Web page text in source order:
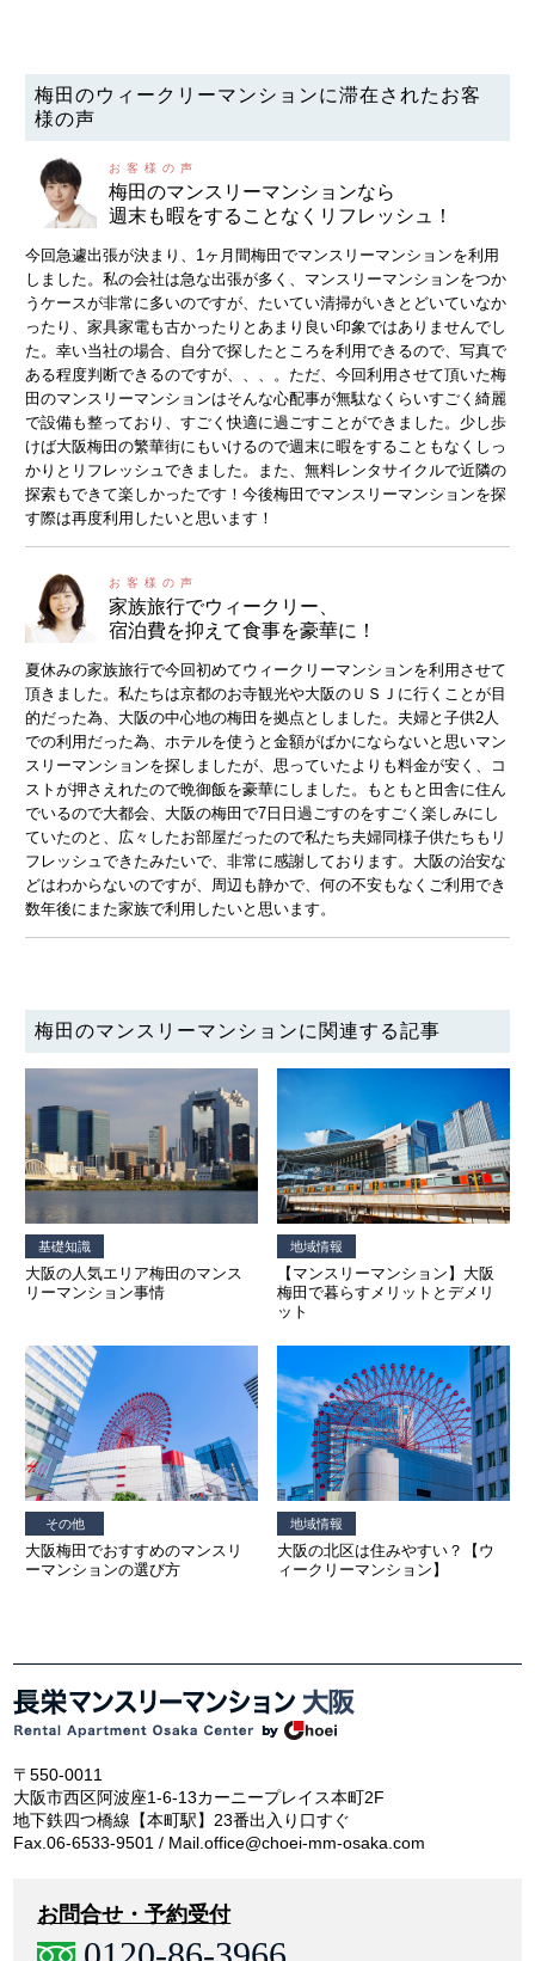
梅田のウィークリーマンションに滞在されたお客
様の声
梅田のマンスリーマンションなら
週末も暇をすることなくリフレッシュ！
今回急遽出張が決まり、1ヶ月間梅田でマンスリーマンションを利用
しました。私の会社は急な出張が多く、マンスリーマンションをつか
うケースが非常に多いのですが、たいてい清掃がいきとどいていなか
ったり、家具家電も古かったりとあまり良い印象ではありませんでし
た。幸い当社の場合、自分で探したところを利用できるので、写真で
ある程度判断できるのですが、、、。ただ、今回利用させて頂いた梅
田のマンスリーマンションはそんな心配事が無駄なくらいすごく綺麗
で設備も整っており、すごく快適に過ごすことができました。少し歩
けば大阪梅田の繁華街にもいけるので週末に暇をすることもなくしっ
かりとリフレッシュできました。また、無料レンタサイクルで近隣の
探索もできて楽しかったです！今後梅田でマンスリーマンションを探
す際は再度利用したいと思います！
家族旅行でウィークリー、
宿泊費を抑えて食事を豪華に！
夏休みの家族旅行で今回初めてウィークリーマンションを利用させて
頂きました。私たちは京都のお寺観光や大阪のＵＳＪに行くことが目
的だった為、大阪の中心地の梅田を拠点としました。夫婦と子供2人
での利用だった為、ホテルを使うと金額がばかにならないと思いマン
スリーマンションを探しましたが、思っていたよりも料金が安く、コ
ストが押さえれたので晩御飯を豪華にしました。もともと田舎に住ん
でいるので大都会、大阪の梅田で7日日過ごすのをすごく楽しみにし
ていたのと、広々したお部屋だったので私たち夫婦同様子供たちもリ
フレッシュできたみたいで、非常に感謝しております。大阪の治安な
どはわからないのですが、周辺も静かで、何の不安もなくご利用でき
数年後にまた家族で利用したいと思います。
梅田のマンスリーマンションに関連する記事
基礎知識
大阪の人気エリア梅田のマンス
リーマンション事情
地域情報
【マンスリーマンション】大阪
梅田で暮らすメリットとデメリ
ット
その他
大阪梅田でおすすめのマンスリ
ーマンションの選び方
地域情報
大阪の北区は住みやすい？【ウ
ィークリーマンション】
〒550-0011
大阪市西区阿波座1-6-13カーニープレイス本町2F
地下鉄四つ橋線【本町駅】23番出入り口すぐ
Fax.06-6533-9501 / Mail.office@choei-mm-osaka.com
お問合せ・予約受付